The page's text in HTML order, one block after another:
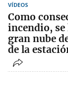
VÍDEOS
Como
incendio, se
gran nube
de la